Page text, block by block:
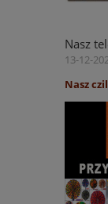
Nasz
13-12-
Nasz